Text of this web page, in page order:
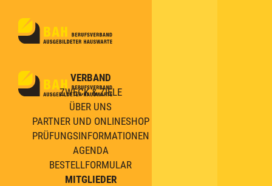
VERBAND
ZWECK & ZIELE
ÜBER UNS
PARTNER UND ONLINESHOP
PRÜFUNGSINFORMATIONEN
AGENDA
BESTELLFORMULAR
MITGLIEDER